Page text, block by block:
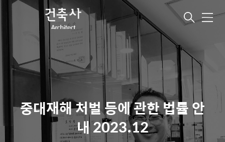
메
중대재해 처벌 등에 관한 법률 안
내 2023.12